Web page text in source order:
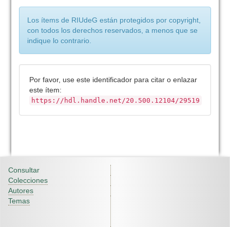
Los ítems de RIUdeG están protegidos por copyright,
con todos los derechos reservados, a menos que se
indique lo contrario.
Por favor, use este identificador para citar o enlazar
este ítem:
https://hdl.handle.net/20.500.12104/29519
Consultar
Colecciones
Autores
Temas